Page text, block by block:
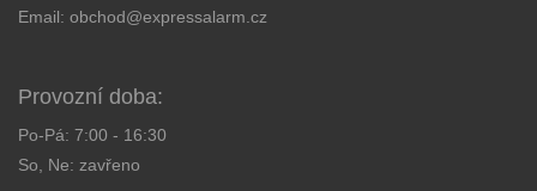
Email: obchod@expressalarm.cz
Provozní doba:
Po-Pá: 7:00 - 16:30
So, Ne: zavřeno